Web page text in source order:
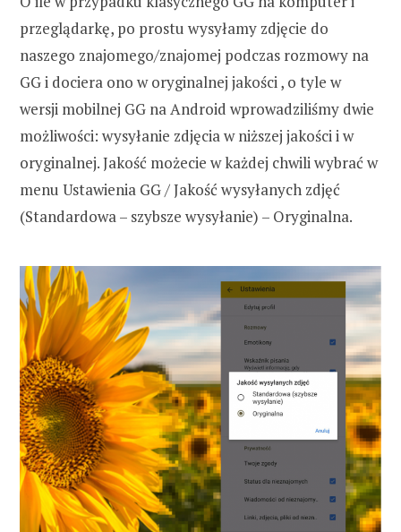
przeglądarkę, po prostu wysyłamy zdjęcie do
naszego znajomego/znajomej podczas rozmowy na
GG i dociera ono w oryginalnej jakości , o tyle w
wersji mobilnej GG na Android wprowadziliśmy dwie
możliwości: wysyłanie zdjęcia w niższej jakości i w
oryginalnej. Jakość możecie w każdej chwili wybrać w
menu Ustawienia GG / Jakość wysyłanych zdjęć
(Standardowa – szybsze wysyłanie) – Oryginalna.